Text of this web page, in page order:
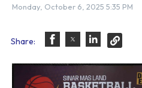
Monday, October 6, 2025 5:35 PM
Share: